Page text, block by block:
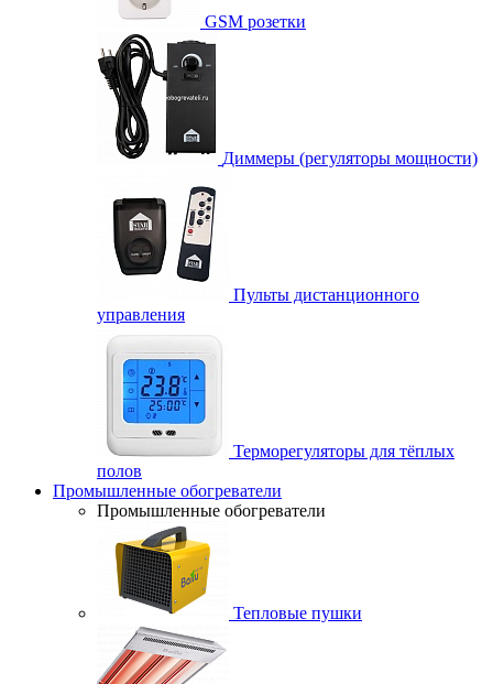
GSM розетки
Диммеры (регуляторы мощности)
Пульты дистанционного
управления
Терморегуляторы для тёплых
полов
Промышленные обогреватели
Промышленные обогреватели
Тепловые пушки